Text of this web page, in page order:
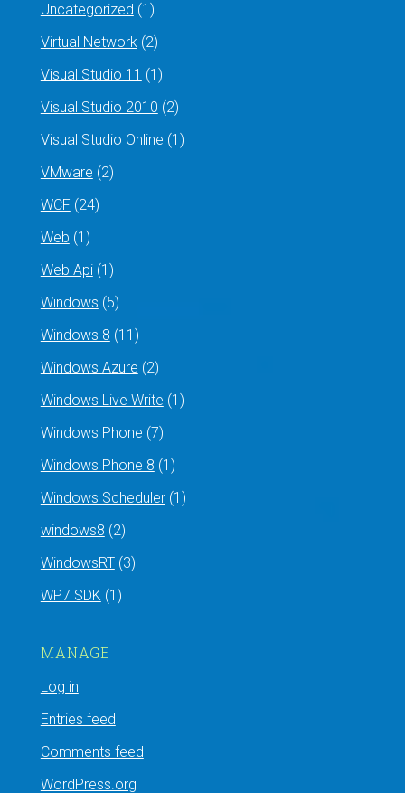
Uncategorized (1)
Virtual Network(2)
Visual Studio 11 (1)
Visual Studio 2010 (2)
Visual Studio Online (1)
VMware (2)
WCF (24)
Web (1)
Web Api(1)
Windows (5)
Windows 8 (11)
Windows Azure (2)
Windows Live Write (1)
Windows Phone (7)
Windows Phone 8 (1)
Windows Scheduler(1)
windows8 (2)
WindowsRT(3)
WP7 SDK (1)
MANAGE
Log in
Entries feed
Comments feed
WordPress.org